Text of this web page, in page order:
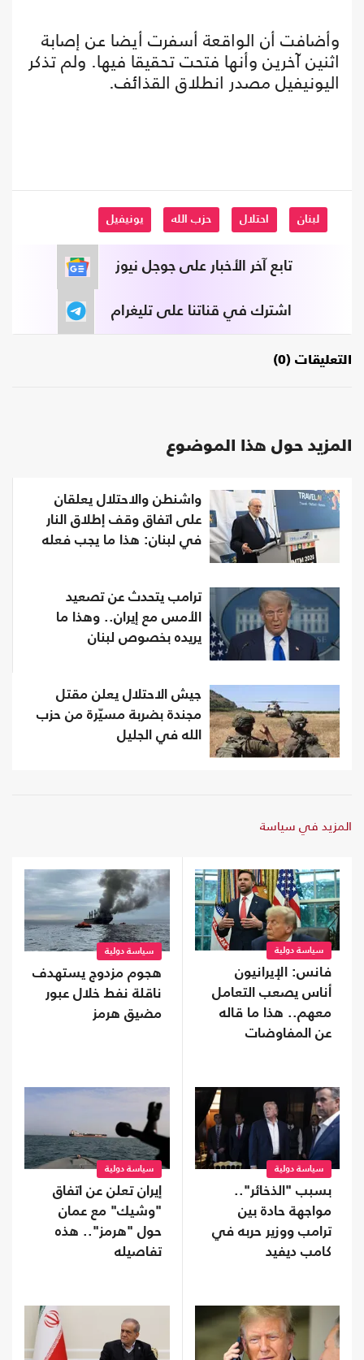
وأضافت أن الواقعة أسفرت أيضا عن إصابة
اثنين آخرين وأنها فتحت تحقيقا فيها. ولم تذكر
اليونيفيل مصدر انطلاق القذائف.
لبنان احتلال حزب الله يونيفيل
تابع آخر الأخبار على جوجل نيوز
اشترك في قناتنا على تليغرام
التعليقات (0)
المزيد حول هذا الموضوع
واشنطن والاحتلال يعلقان
على اتفاق وقف إطلاق النار
في لبنان: هذا ما يجب فعله
ترامب يتحدث عن تصعيد
الأمس مع إيران.. وهذا ما
يريده بخصوص لبنان
جيش الاحتلال يعلن مقتل
مجندة بضربة مسيّرة من حزب
الله في الجليل
المزيد في سياسة
سياسة دولية
فانس: الإيرانيون
أناس يصعب التعامل
معهم.. هذا ما قاله
عن المفاوضات
سياسة دولية
هجوم مزدوج يستهدف
ناقلة نفط خلال عبور
مضيق هرمز
سياسة دولية
بسبب "الذخائر"..
مواجهة حادة بين
ترامب ووزير حربه في
كامب ديفيد
سياسة دولية
إيران تعلن عن اتفاق
"وشيك" مع عمان
حول "هرمز".. هذه
تفاصيله